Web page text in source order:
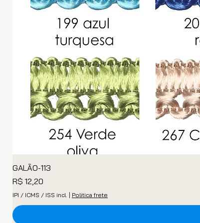
GALÃO-113
Preço
R$ 12,20
IPI / ICMS / ISS incl. | Politica frete